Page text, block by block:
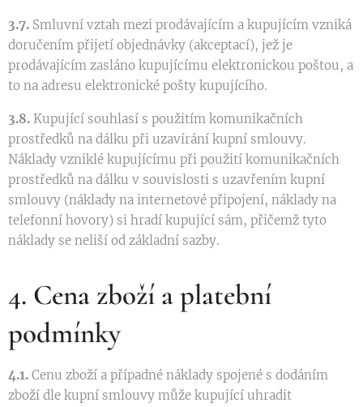
3.7. Smluvní vztah mezi prodávajícím a kupujícím vzniká
doručením přijetí objednávky (akceptací), jež je
prodávajícím zasláno kupujícímu elektronickou poštou, a
to na adresu elektronické pošty kupujícího.
3.8. Kupující souhlasí s použitím komunikačních
prostředků na dálku při uzavírání kupní smlouvy.
Náklady vzniklé kupujícímu při použití komunikačních
prostředků na dálku v souvislosti s uzavřením kupní
smlouvy (náklady na internetové připojení, náklady na
telefonní hovory) si hradí kupující sám, přičemž tyto
náklady se neliší od základní sazby.
4. Cena zboží a platební
podmínky
4.1. Cenu zboží a případné náklady spojené s dodáním
zboží dle kupní smlouvy může kupující uhradit